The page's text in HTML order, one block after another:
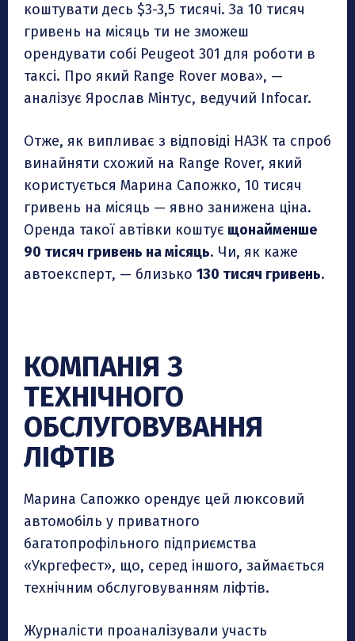
коштувати десь $3-3,5 тисячі. За 10 тисяч
гривень на місяць ти не зможеш
орендувати собі Peugeot 301 для роботи в
таксі. Про який Range Rover мова», —
аналізує Ярослав Мінтус, ведучий Infocar.
Отже, як випливає з відповіді НАЗК та спроб
винайняти схожий на Range Rover, який
користується Марина Сапожко, 10 тисяч
гривень на місяць — явно занижена ціна.
Оренда такої автівки коштує щонайменше
90 тисяч гривень на місяць. Чи, як каже
автоексперт, — близько 130 тисяч гривень.
КОМПАНІЯ З
ТЕХНІЧНОГО
ОБСЛУГОВУВАННЯ
ЛІФТІВ
Марина Сапожко орендує цей люксовий
автомобіль у приватного
багатопрофільного підприємства
«Укргефест», що, серед іншого, займається
технічним обслуговуванням ліфтів.
Журналісти проаналізували участь